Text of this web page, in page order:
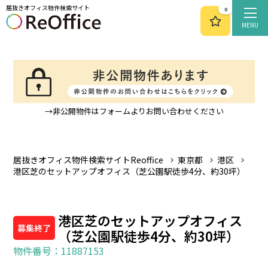
MENU
居抜きオフィス物件検索サイト 0
→非公開物件はフォームよりお問い合わせください
居抜きオフィス物件検索サイトReoffice 東京都
港区
港区芝のセットアップオフィス（芝公園駅徒歩4分、約30坪）
募集終了
港区芝のセットアップオフィス
（芝公園駅徒歩4分、約30坪）
物件番号：11887153